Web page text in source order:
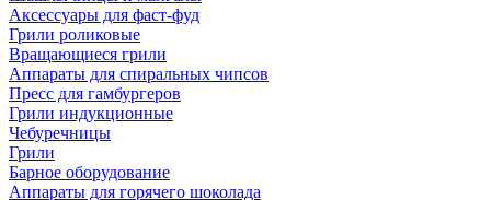
Аксессуары для фаст-фуд
Грили роликовые
Вращающиеся грили
Аппараты для спиральных чипсов
Пресс для гамбургеров
Грили индукционные
Чебуречницы
Грили
Барное оборудование
Аппараты для горячего шоколада